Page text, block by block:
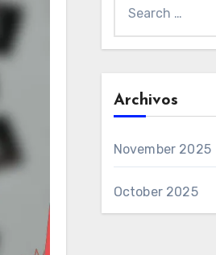
for:
Archivos
November 2025
October 2025